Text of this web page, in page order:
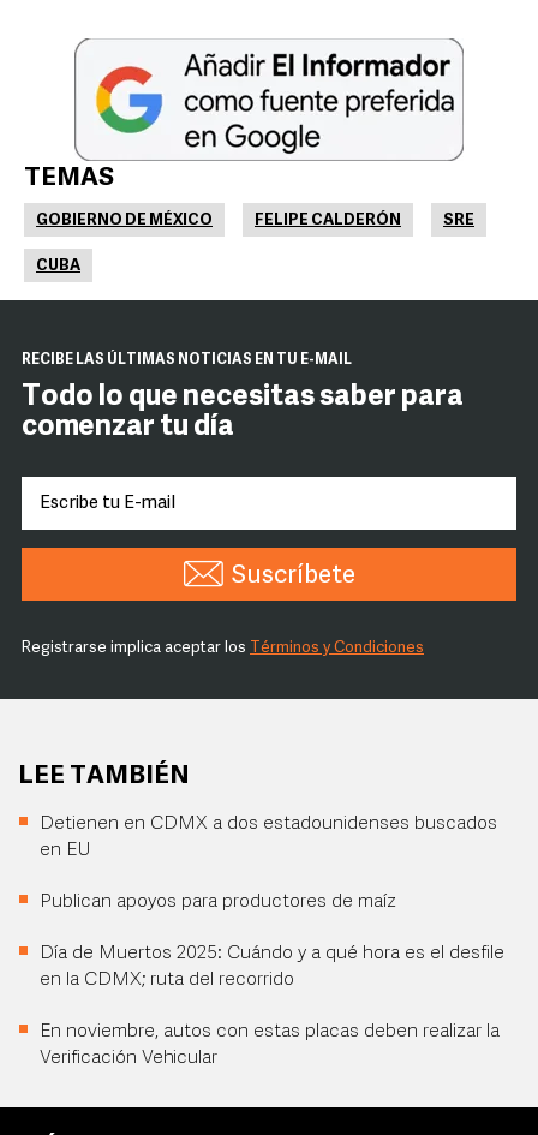
TEMAS
GOBIERNO DE MÉXICO FELIPE CALDERÓN SRE
CUBA
RECIBE LAS ÚLTIMAS NOTICIAS EN TU E-MAIL
Todo lo que necesitas saber para
comenzar tu día
Suscríbete
Registrarse implica aceptar los Términos y Condiciones
LEE TAMBIÉN
Detienen en CDMX a dos estadounidenses buscados
en EU
Publican apoyos para productores de maíz
Día de Muertos 2025: Cuándo y a qué hora es el desfile
en la CDMX; ruta del recorrido
En noviembre, autos con estas placas deben realizar la
Verificación Vehicular